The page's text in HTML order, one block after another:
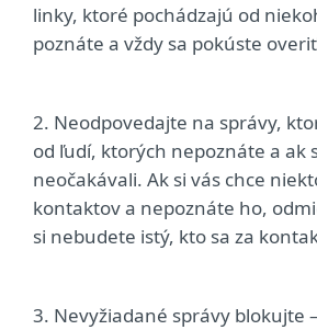
linky, ktoré pochádzajú od
poznáte a vždy sa pokúste
2. Neodpovedajte na správy,
od ľudí, ktorých nepoznáte a ak
neočakávali. Ak si vás chce
kontaktov a nepoznáte ho,
si nebudete istý, kto sa za
3. Nevyžiadané správy blokujte